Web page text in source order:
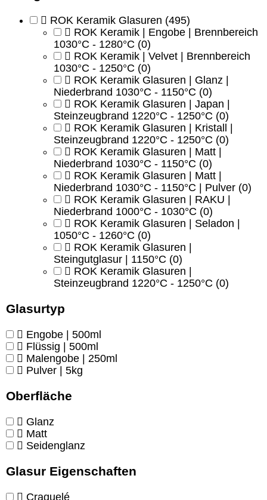
ROK Keramik Glasuren (495)
ROK Keramik | Engobe | Brennbereich
1030°C - 1280°C (0)
ROK Keramik | Velvet | Brennbereich
1030°C - 1250°C (0)
ROK Keramik Glasuren | Glanz |
Niederbrand 1030°C - 1150°C (0)
ROK Keramik Glasuren | Japan |
Steinzeugbrand 1220°C - 1250°C (0)
ROK Keramik Glasuren | Kristall |
Steinzeugbrand 1220°C - 1250°C (0)
ROK Keramik Glasuren | Matt |
Niederbrand 1030°C - 1150°C (0)
ROK Keramik Glasuren | Matt |
Niederbrand 1030°C - 1150°C | Pulver (0)
ROK Keramik Glasuren | RAKU |
Niederbrand 1000°C - 1030°C (0)
ROK Keramik Glasuren | Seladon |
1050°C - 1260°C (0)
ROK Keramik Glasuren |
Steingutglasur | 1150°C (0)
ROK Keramik Glasuren |
Steinzeugbrand 1220°C - 1250°C (0)
Glasurtyp
Engobe | 500ml
Flüssig | 500ml
Malengobe | 250ml
Pulver | 5kg
Oberfläche
Glanz
Matt
Seidenglanz
Glasur Eigenschaften
Craquelé